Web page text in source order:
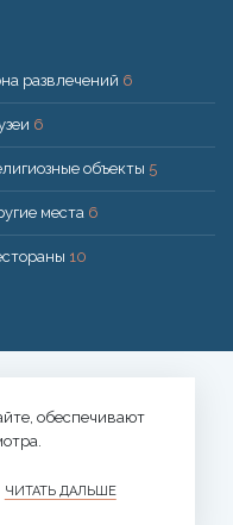
развлечений 6
6
объекты 5
места 6
10
обеспечивают
ЧИТАТЬ ДАЛЬШЕ